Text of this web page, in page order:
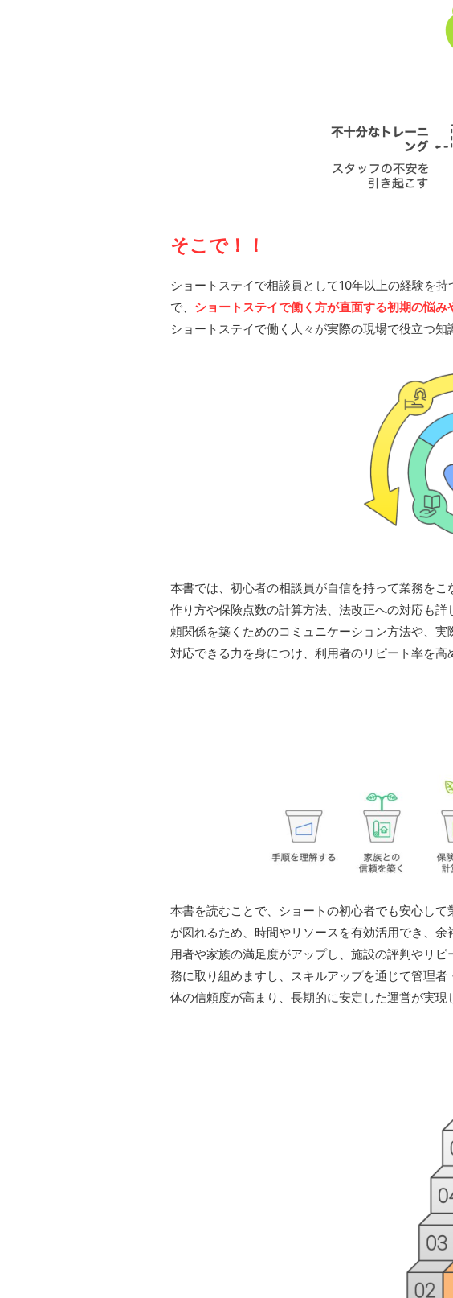
そこで！！
ショートステイで相談員として10年以上の経験を
で、 ショートステイで働く方が直面する初期の悩み
ショートステイで働く人々が実際の現場で役立つ知
本書では、初心者の相談員が自信を持って業務を
作り方や保険点数の計算方法、法改正への対応も
頼関係を築くためのコミュニケーション方法や、
対応できる力を身につけ、利用者のリピート率を高
本書を読むことで、ショートの初心者でも安心し
が図れるため、時間やリソースを有効活用でき、
用者や家族の満足度がアップし、施設の評判やリ
務に取り組めますし、スキルアップを通じて管理
体の信頼度が高まり、長期的に安定した運営が実現